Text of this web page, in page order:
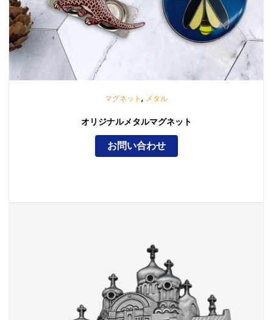
マグネット , メタル
オリジナルメタルマグネット
お問い合わせ